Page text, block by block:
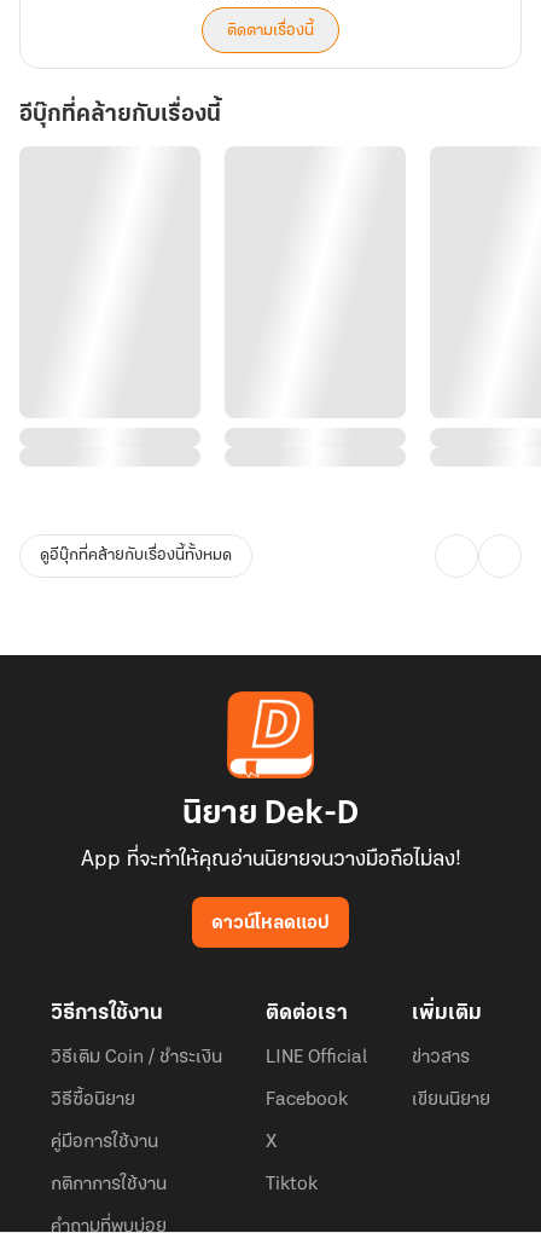
ติดตามเรื่องนี้
อีบุ๊กที่คล้ายกับเรื่องนี้
ดูอีบุ๊กที่คล้ายกับเรื่องนี้ทั้งหมด
นิยาย Dek-D
App ที่จะทำให้คุณอ่านนิยายจนวางมือถือไม่ลง!
ดาวน์โหลดแอป
วิธีการใช้งาน
วิธีเติม Coin / ชำระเงิน
วิธีซื้อนิยาย
คู่มือการใช้งาน
กติกาการใช้งาน
คำถามที่พบบ่อย
ติดต่อเรา
LINE Official
Facebook
X
Tiktok
เพิ่มเติม
ข่าวสาร
เขียนนิยาย